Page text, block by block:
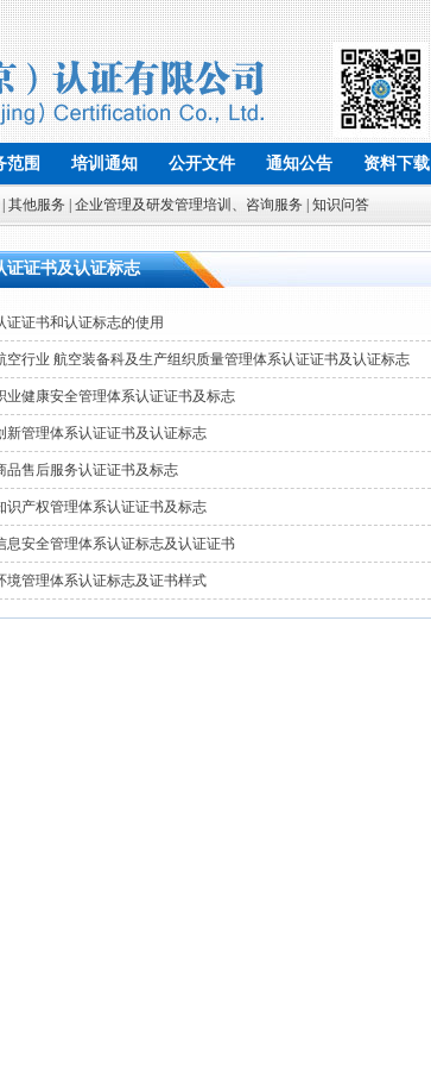
范围 培训通知 公开文件 通知公告 资料下载
| 其他服务 | 企业管理及研发管理培训、咨询服务 | 知识问答
证证书及认证标志
证证书和认证标志的使用
空行业 航空装备科及生产组织质量管理体系认证证书及认证标志
业健康安全管理体系认证证书及标志
新管理体系认证证书及认证标志
品售后服务认证证书及标志
识产权管理体系认证证书及标志
息安全管理体系认证标志及认证证书
境管理体系认证标志及证书样式